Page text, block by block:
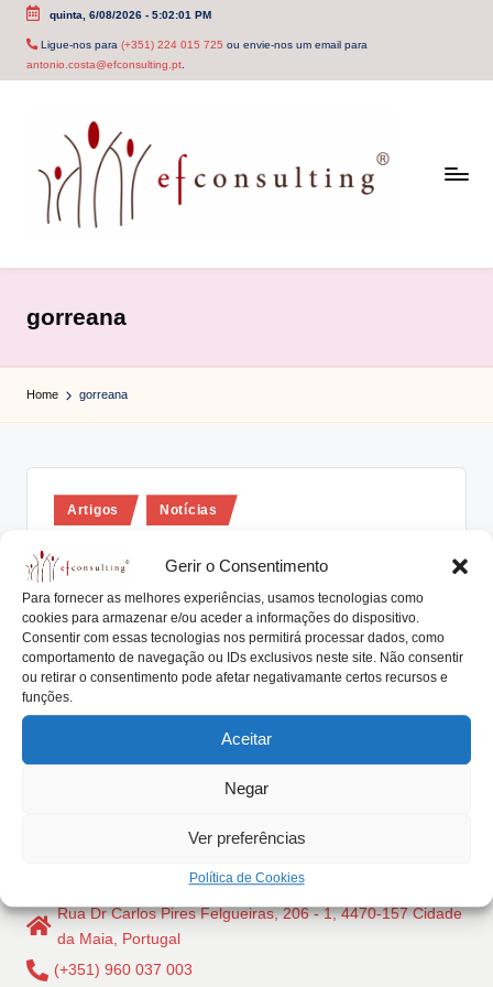
Gerir o Consentimento
Para fornecer as melhores experiências, usamos tecnologias como
cookies para armazenar e/ou aceder a informações do dispositivo.
Consentir com essas tecnologias nos permitirá processar dados, como
comportamento de navegação ou IDs exclusivos neste site. Não consentir
ou retirar o consentimento pode afetar negativamante certos recursos e
funções.
Aceitar
Negar
Ver preferências
Política de Cookies
Skip
quinta, 6/08/2026- 5:02:01 PM
Ligue-nos para (+351) 224 015 725 ou envie-nos um email para
antonio.costa@efconsulting.pt.
c
o
n
u
i
n
g
.
p
gorreana
Home gorreana
Posted
in
Artigos Notícias
empresariais das Empresas
Familiares
Posted
by
António Nogueira da Costa Fevereiro 22, 2019
A cooperação e os investimentos empresariais
conjuntos devem ser devidamente considerados pelos
Read More
Rua Dr Carlos Pires Felgueiras, 206 - 1, 4470-157 Cidade
da Maia, Portugal
(+351) 960 037 003